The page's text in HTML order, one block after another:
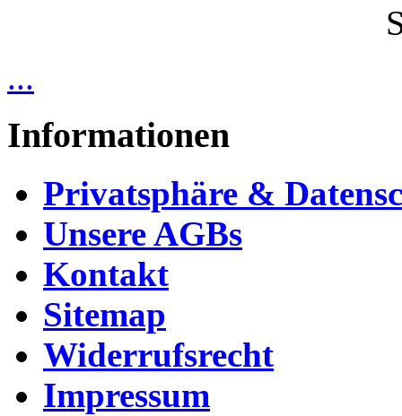
...
Informationen
Privatsphäre &
Unsere AGBs
Kontakt
Sitemap
Widerrufsrecht
Impressum